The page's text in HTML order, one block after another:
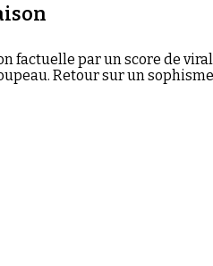
factuelle par un score de
Retour sur un sophisme